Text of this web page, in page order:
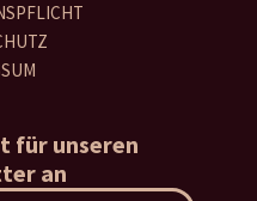
für unseren
an